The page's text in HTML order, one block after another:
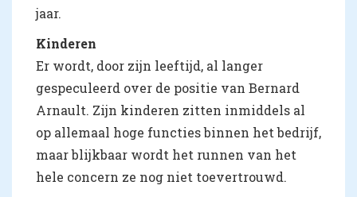
jaar.
Kinderen
Er wordt, door zijn leeftijd, al langer
gespeculeerd over de positie van Bernard
Arnault. Zijn kinderen zitten inmiddels al
op allemaal hoge functies binnen het bedrijf,
maar blijkbaar wordt het runnen van het
hele concern ze nog niet toevertrouwd.